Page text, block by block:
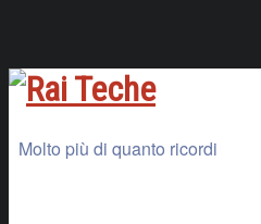
Molto più di quanto ricordi